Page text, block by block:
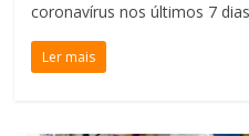
coronavírus nos últimos 7
Ler mais